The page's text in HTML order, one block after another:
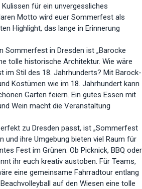
für ein unvergessliches
Motto wird euer Sommerfest als
Highlight, das lange in Erinnerung
Sommerfest in Dresden ist „Barocke
tolle historische Architektur. Wie wäre
im Stil des 18. Jahrhunderts? Mit Barock-
Kostümen wie im 18. Jahrhundert kann
Garten feiern. Ein gutes Essen mit
Wein macht die Veranstaltung
zu Dresden passt, ist „Sommerfest
und ihre Umgebung bieten viel Raum für
Fest im Grünen. Ob Picknick, BBQ oder
ihr euch kreativ austoben. Für Teams,
eine gemeinsame Fahrradtour entlang
auf den Wiesen eine tolle